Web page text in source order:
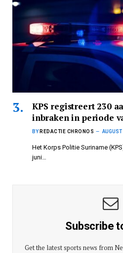
KPS registreert 230
inbraken in periode
BY REDACTIE CHRONOS
Het Korps Politie Suriname
juni…
Subscribe
Get the latest sports news from